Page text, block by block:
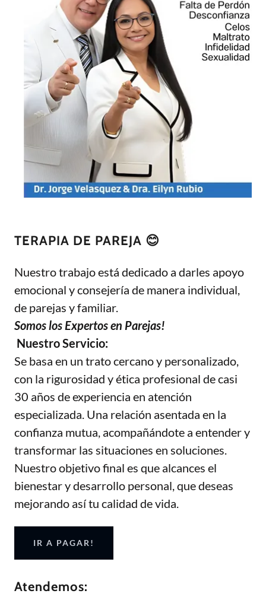
TERAPIA DE PAREJA 😊​
Nuestro trabajo está dedicado a darles apoyo
emocional y consejería de manera individual,
de parejas y familiar.
Somos los Expertos en Parejas!
Nuestro Servicio:
Se basa en un trato cercano y personalizado,
con la rigurosidad y ética profesional de casi
30 años de experiencia en atención
especializada. Una relación asentada en la
confianza mutua, acompañándote a entender y
transformar las situaciones en soluciones.
Nuestro objetivo final es que alcances el
bienestar y desarrollo personal, que deseas
mejorando así tu calidad de vida.
IR A PAGAR!
​Atendemos: